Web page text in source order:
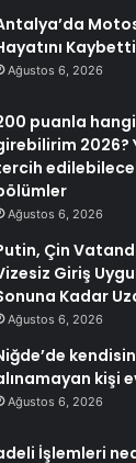
Kaybetti
Ağustos 6, 2026
puanla
2026?
Ağustos 6, 2026
Çin
Giriş
Kadar
Ağustos 6, 2026
kişi
Ağustos 6, 2026
İşlemleri